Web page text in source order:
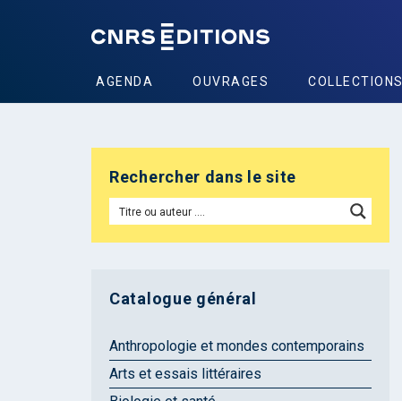
AGENDA OUVRAGES COLLECTIONS
Rechercher dans le site
Catalogue général
Anthropologie et mondes contemporains
Arts et essais littéraires